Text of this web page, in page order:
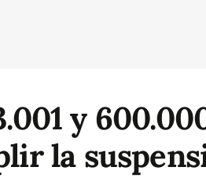
y
la